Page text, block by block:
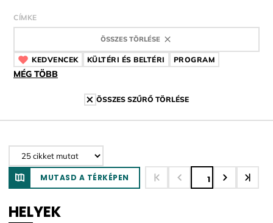
CÍMKE
ÖSSZES TÖRLÉSE
KEDVENCEKCÍMKE
KÜLTÉRI ÉS BELTÉRI CÍMKE
PROGRAM
MÉG TÖBB
ÖSSZES SZŰRŐ TÖRLÉSE
MUTASD A TÉRKÉPEN 1
HELYEK